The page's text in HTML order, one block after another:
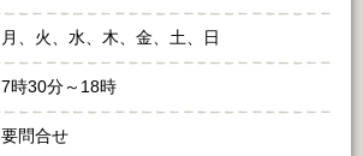
月、火、水、木、金、土、日
7時30分～18時
要問合せ